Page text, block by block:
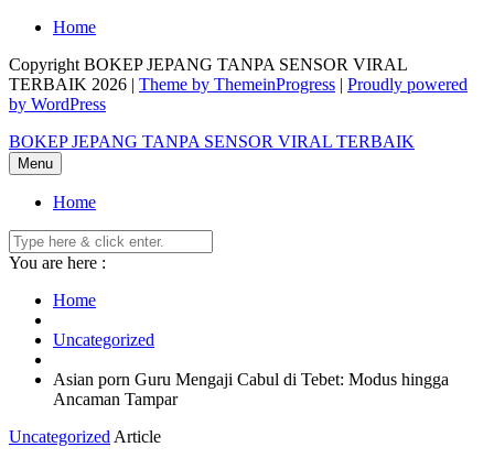
Skip
content
Home
Copyright BOKEP JEPANG TANPA SENSOR VIRAL
TERBAIK 2026 | Theme by ThemeinProgress | Proudly powered
by WordPress
BOKEP JEPANG TANPA SENSOR VIRAL TERBAIK
Menu
Home
You are here :
Home
Uncategorized
Asian porn Guru Mengaji Cabul di Tebet: Modus hingga
Ancaman Tampar
Uncategorized Article